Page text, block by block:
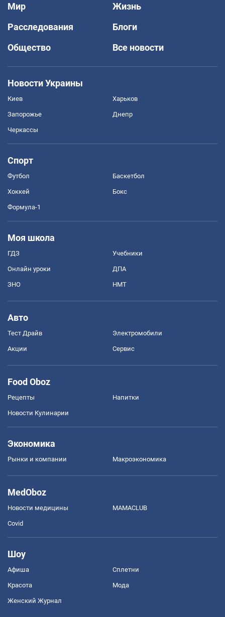
Мир
Жизнь
Расследования
Блоги
Общество
Все новости
Новости Украины
Киев Харьков
Запорожье Днепр
Черкассы
Спорт
Футбол Баскетбол
Хоккей Бокс
Формула-1
Моя школа
ГДЗ Учебники
Онлайн уроки ДПА
ЗНО НМТ
Авто
Тест Драйв Электромобили
Акции Сервис
Food Oboz
Рецепты Напитки
Новости Кулинарии
Экономика
Рынки и компании Mакроэкономика
MedOboz
Новости медицины MAMACLUB
Covid
Шоу
Афиша Сплетни
Красота Мода
Женский Журнал